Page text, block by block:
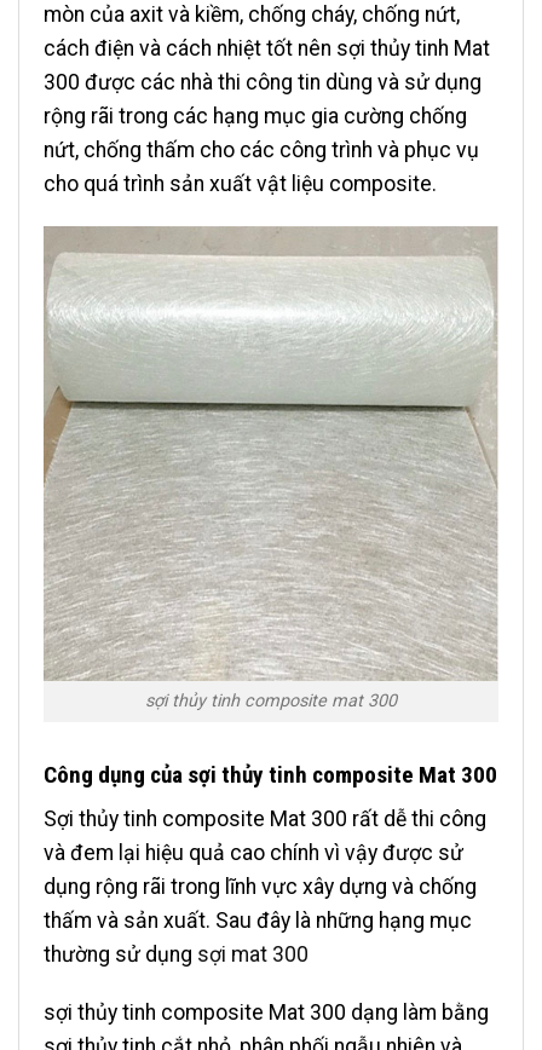
mòn của axit và kiềm, chống cháy, chống nứt,
cách điện và cách nhiệt tốt nên sợi thủy tinh Mat
300 được các nhà thi công tin dùng và sử dụng
rộng rãi trong các hạng mục gia cường chống
nứt, chống thấm cho các công trình và phục vụ
cho quá trình sản xuất vật liệu composite.
sợi thủy tinh composite mat 300
Công dụng của sợi thủy tinh composite Mat 300
Sợi thủy tinh composite Mat 300 rất dễ thi công
và đem lại hiệu quả cao chính vì vậy được sử
dụng rộng rãi trong lĩnh vực xây dựng và chống
thấm và sản xuất. Sau đây là những hạng mục
thường sử dụng sợi mat 300
sợi thủy tinh composite Mat 300 dạng làm bằng